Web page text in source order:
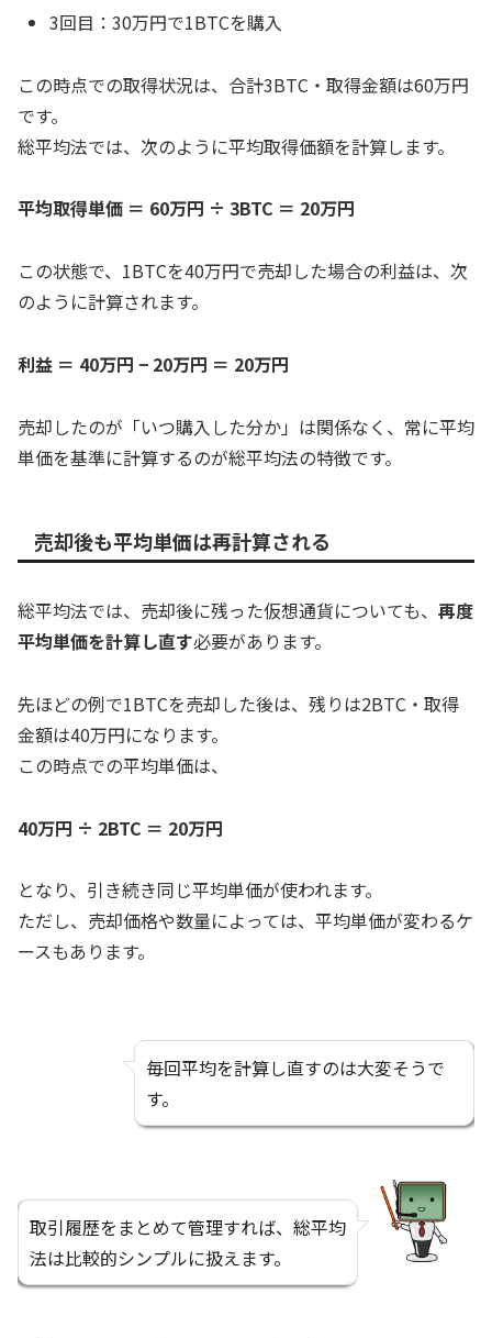
3回目：30万円で1BTCを購入
この時点での取得状況は、合計3BTC・取得金額は60万円
です。
総平均法では、次のように平均取得価額を計算します。
平均取得単価 ＝ 60万円 ÷ 3BTC ＝ 20万円
この状態で、1BTCを40万円で売却した場合の利益は、次
のように計算されます。
利益 ＝ 40万円 − 20万円 ＝ 20万円
売却したのが「いつ購入した分か」は関係なく、常に平均
単価を基準に計算するのが総平均法の特徴です。
売却後も平均単価は再計算される
総平均法では、売却後に残った仮想通貨についても、 再度
平均単価を計算し直す必要があります。
先ほどの例で1BTCを売却した後は、残りは2BTC・取得
金額は40万円になります。
この時点での平均単価は、
40万円 ÷ 2BTC ＝ 20万円
となり、引き続き同じ平均単価が使われます。
ただし、売却価格や数量によっては、平均単価が変わるケ
ースもあります。
毎回平均を計算し直すのは大変そうで
す。
取引履歴をまとめて管理すれば、総平均
法は比較的シンプルに扱えます。